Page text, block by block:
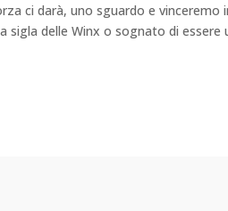
ci darà, uno sguardo e vinceremo
sigla delle Winx o sognato di